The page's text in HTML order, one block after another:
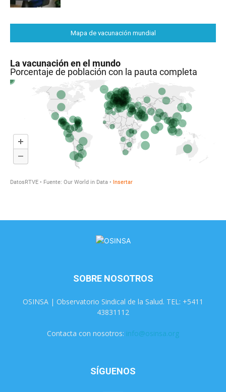
Mapa de vacunación mundial
SOBRE NOSOTROS
OSINSA | Observatorio Sindical de la Salud. TEL: +5411
43831112
Contacta con nosotros: info@osinsa.org
SÍGUENOS